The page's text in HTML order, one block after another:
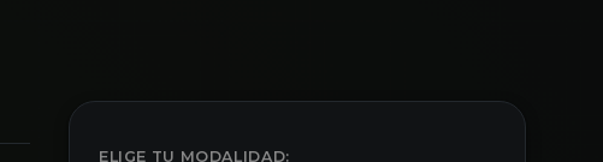
ELIGE TU MODALIDAD: